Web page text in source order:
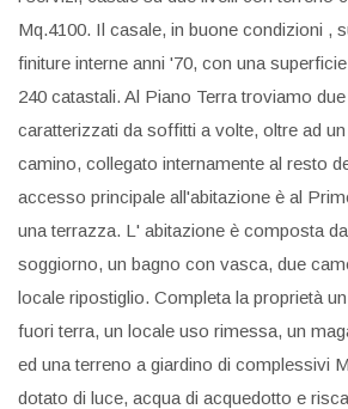
Mq.4100. Il casale, in buone condizioni ,
finiture interne anni '70, con una
240 catastali. Al Piano Terra troviamo
caratterizzati da soffitti a volte, oltre ad
camino, collegato internamente al resto
accesso principale all'abitazione è al
una terrazza. L' abitazione è composta
soggiorno, un bagno con vasca, due
locale ripostiglio. Completa la proprietà
fuori terra, un locale uso rimessa, un
ed una terreno a giardino di complessivi
dotato di luce, acqua di acquedotto e